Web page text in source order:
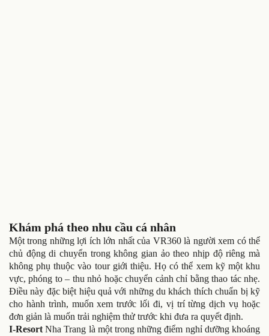
Khám phá theo nhu cầu cá nhân
Một trong những lợi ích lớn nhất của VR360 là người xem có thể
chủ động di chuyển trong không gian ảo theo nhịp độ riêng mà
không phụ thuộc vào tour giới thiệu. Họ có thể xem kỹ một khu
vực, phóng to – thu nhỏ hoặc chuyển cảnh chỉ bằng thao tác nhẹ.
Điều này đặc biệt hiệu quả với những du khách thích chuẩn bị kỹ
cho hành trình, muốn xem trước lối đi, vị trí từng dịch vụ hoặc
đơn giản là muốn trải nghiệm thử trước khi đưa ra quyết định.
I-Resort Nha Trang là một trong những điểm nghỉ dưỡng khoáng